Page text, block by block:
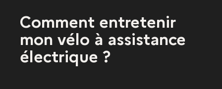
Comment entretenir
mon vélo à assistance
électrique ?